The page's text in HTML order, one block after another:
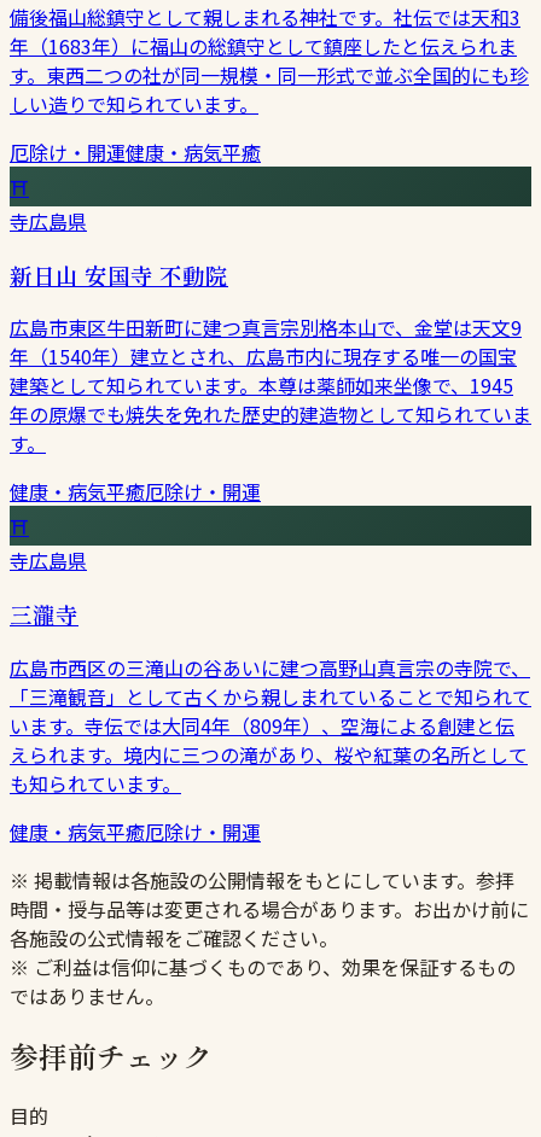
備後福山総鎮守として親しまれる神社です。社伝では天和3
年（1683年）に福山の総鎮守として鎮座したと伝えられま
す。東西二つの社が同一規模・同一形式で並ぶ全国的にも珍
しい造りで知られています。
厄除け・開運健康・病気平癒
⛩
寺広島県
新日山 安国寺 不動院
広島市東区牛田新町に建つ真言宗別格本山で、金堂は天文9
年（1540年）建立とされ、広島市内に現存する唯一の国宝
建築として知られています。本尊は薬師如来坐像で、1945
年の原爆でも焼失を免れた歴史的建造物として知られていま
す。
健康・病気平癒厄除け・開運
⛩
寺広島県
三瀧寺
広島市西区の三滝山の谷あいに建つ高野山真言宗の寺院で、
「三滝観音」として古くから親しまれていることで知られて
います。寺伝では大同4年（809年）、空海による創建と伝
えられます。境内に三つの滝があり、桜や紅葉の名所として
も知られています。
健康・病気平癒厄除け・開運
※ 掲載情報は各施設の公開情報をもとにしています。参拝
時間・授与品等は変更される場合があります。お出かけ前に
各施設の公式情報をご確認ください。
※ ご利益は信仰に基づくものであり、効果を保証するもの
ではありません。
参拝前チェック
目的